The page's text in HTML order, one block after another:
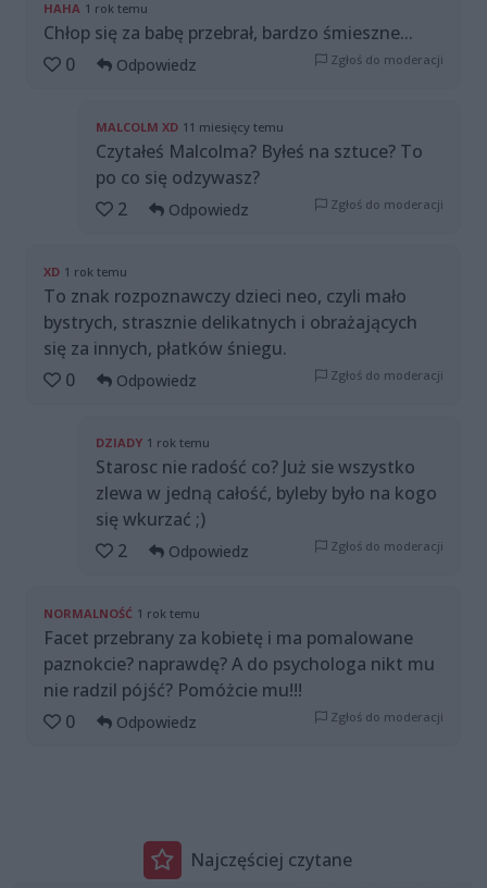
HAHA 1 rok temu
Chłop się za babę przebrał, bardzo śmieszne...
0
Odpowiedz Zgłoś do moderacji
MALCOLM XD 11 miesięcy temu
Czytałeś Malcolma? Byłeś na sztuce? To
po co się odzywasz?
2
Odpowiedz Zgłoś do moderacji
XD 1 rok temu
To znak rozpoznawczy dzieci neo, czyli mało
bystrych, strasznie delikatnych i obrażających
się za innych, płatków śniegu.
0
Odpowiedz Zgłoś do moderacji
DZIADY 1 rok temu
Starosc nie radość co? Już sie wszystko
zlewa w jedną całość, byleby było na kogo
się wkurzać ;)
2
Odpowiedz Zgłoś do moderacji
NORMALNOŚĆ 1 rok temu
Facet przebrany za kobietę i ma pomalowane
paznokcie? naprawdę? A do psychologa nikt mu
nie radzil pójść? Pomóżcie mu!!!
0
Odpowiedz Zgłoś do moderacji
Najczęściej czytane